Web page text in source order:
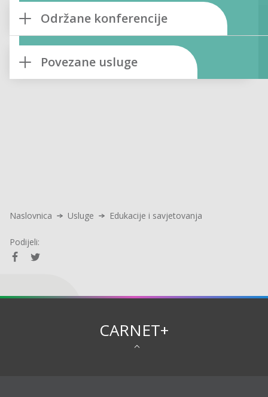
Održane konferencije
Povezane usluge
Naslovnica Usluge Edukacije i savjetovanja
Podijeli:
CARNET+